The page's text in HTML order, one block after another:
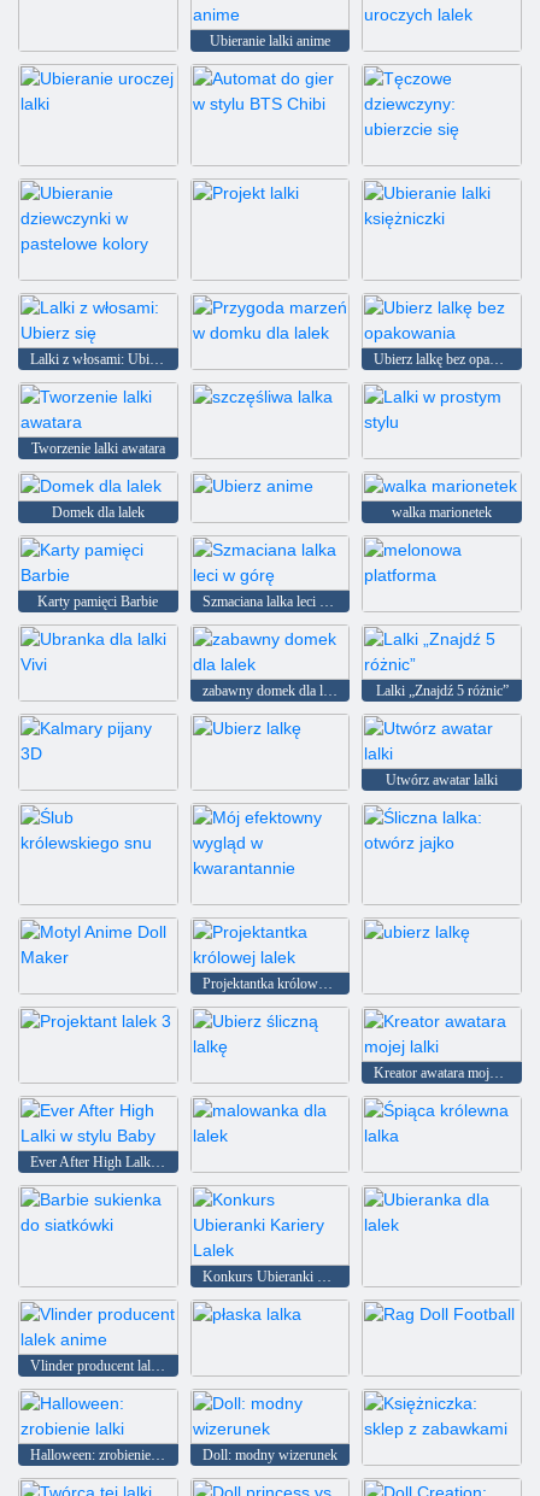
Fabryka Lalek
Ubieranie lalki anime
Ubieranie uroczych lalek
Ubieranie uroczej lalki Automat do gier w stylu BTS Chibi Tęczowe dziewczyny: ubierzcie się
Ubieranie dziewczynki w pastelowe kolory Projekt lalki Ubieranie lalki księżniczki
Lalki z włosami: Ubierz się
Przygoda marzeń w domku dla lalek
Ubierz lalkę bez opakowania
Tworzenie lalki awatara
szczęśliwa lalka
Lalki w prostym stylu
Domek dla lalek
Ubierz anime
walka marionetek
Karty pamięci Barbie
Szmaciana lalka leci w górę
melonowa platforma
Ubranka dla lalki Vivi
zabawny domek dla lalek Lalki „Znajdź 5 różnic”
Kalmary pijany 3D Ubierz lalkę
Utwórz awatar lalki
Ślub królewskiego snu Mój efektowny wygląd w kwarantannie Śliczna lalka: otwórz jajko
Motyl Anime Doll Maker
Projektantka królowej lalek
ubierz lalkę
Projektant lalek 3 Ubierz śliczną lalkę
Kreator awatara mojej lalki
Ever After High Lalki w stylu Baby
malowanka dla lalek
Śpiąca królewna lalka
Barbie sukienka do siatkówki
Konkurs Ubieranki Kariery Lalek
Ubieranka dla lalek
Vlinder producent lalek anime
płaska lalka
Rag Doll Football
Halloween: zrobienie lalki
Doll: modny wizerunek
Księżniczka: sklep z zabawkami